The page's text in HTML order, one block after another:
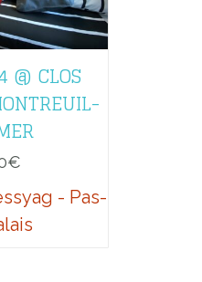
@ CLOS
€
- Pas-